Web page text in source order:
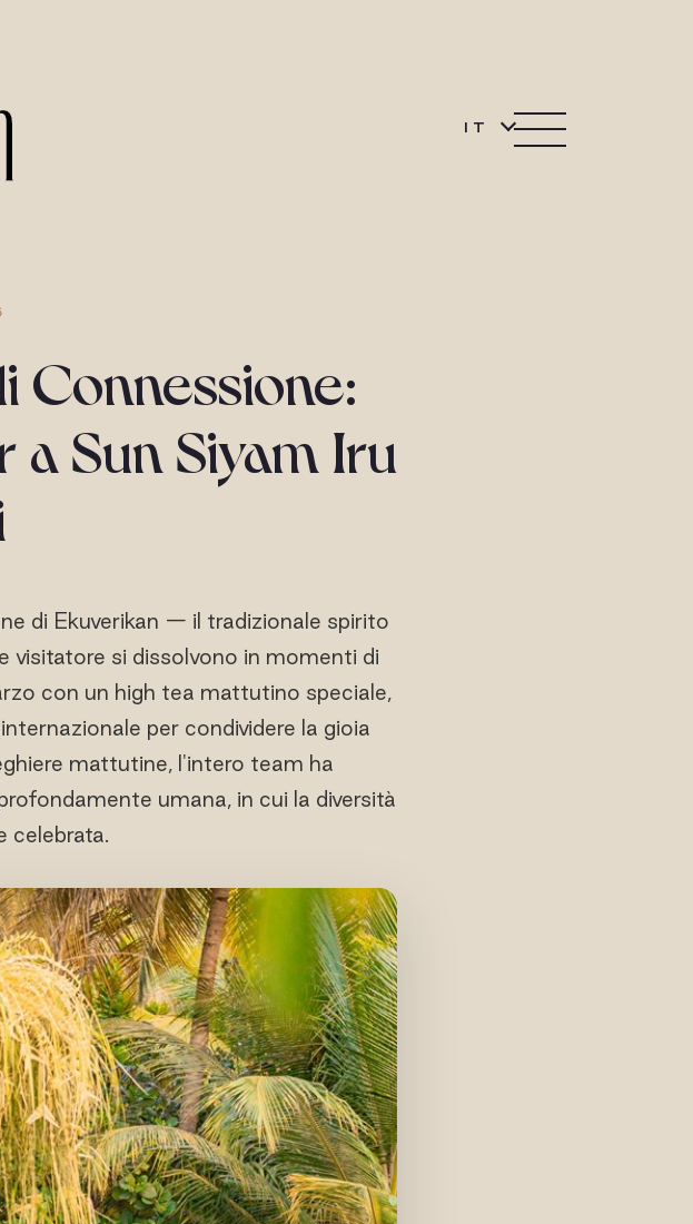
IT
Connessione:
a Sun Siyam Iru
di Ekuverikan — il tradizionale spirito
visitatore si dissolvono in momenti di
con un high tea mattutino speciale,
per condividere la gioia
mattutine, l'intero team ha
umana, in cui la diversità
celebrata.